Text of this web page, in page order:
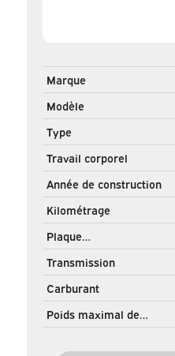
Marque
Modèle
Type
Travail corporel
Année de construction
Kilométrage
Plaque
d'immatriculation
Transmission
Carburant
Poids maximal de